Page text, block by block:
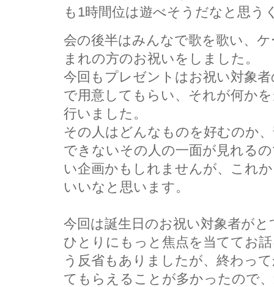
も1時間位は遊べそうだなと思う
会の後半はみんなで歌を歌い、
まれの方のお祝いをしました。
今回もプレゼントはお祝い対象
で用意してもらい、それが何か
行いました。
その人はどんなものを好むのか
できないその人の一面が見れる
い企画かもしれませんが、これ
いいなと思います。
今回は誕生日のお祝い対象者が
ひとりにもっと焦点を当ててお
う反省もありましたが、終わっ
てもらえることが多かったので